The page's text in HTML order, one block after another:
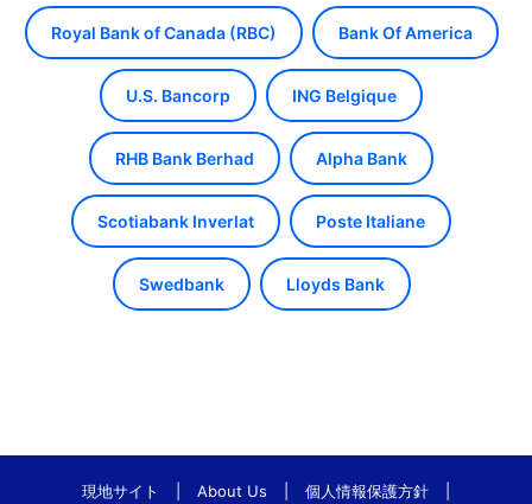
Royal Bank of Canada (RBC) Bank Of America
U.S. Bancorp ING Belgique
RHB Bank Berhad Alpha Bank
Scotiabank Inverlat Poste Italiane
Swedbank Lloyds Bank
現地サイト About Us 個人情報保護方針